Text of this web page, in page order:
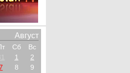
Август
Сб
Вс
1
2
8
9